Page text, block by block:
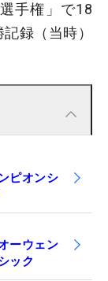
手権」で18
録（当時）
ピオンシ
ーウェン
ック